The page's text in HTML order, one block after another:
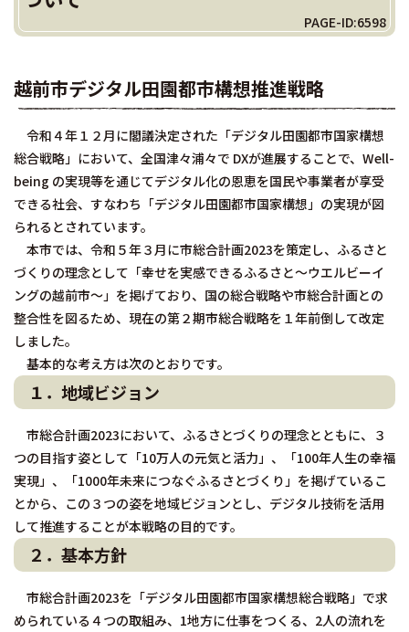
PAGE-ID:6598
越前市デジタル田園都市構想推進戦略
令和４年１２月に閣議決定された「デジタル田園都市国家構想
総合戦略」において、全国津々浦々で DXが進展することで、Well-
being の実現等を通じてデジタル化の恩恵を国民や事業者が享受
できる社会、すなわち「デジタル田園都市国家構想」の実現が図
られるとされています。
本市では、令和５年３月に市総合計画2023を策定し、ふるさと
づくりの理念として「幸せを実感できるふるさと～ウエルビーイ
ングの越前市～」を掲げており、国の総合戦略や市総合計画との
整合性を図るため、現在の第２期市総合戦略を１年前倒して改定
しました。
基本的な考え方は次のとおりです。
１．地域ビジョン
市総合計画2023において、ふるさとづくりの理念とともに、３
つの目指す姿として「10万人の元気と活力」、「100年人生の幸福
実現」、「1000年未来につなぐふるさとづくり」を掲げているこ
とから、この３つの姿を地域ビジョンとし、デジタル技術を活用
して推進することが本戦略の目的です。
２．基本方針
市総合計画2023を「デジタル田園都市国家構想総合戦略」で求
められている４つの取組み、1地方に仕事をつくる、2人の流れを